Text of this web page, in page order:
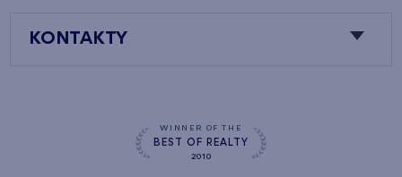
KONTAKTY
WINNER OF THE
BEST OF REALTY
2010